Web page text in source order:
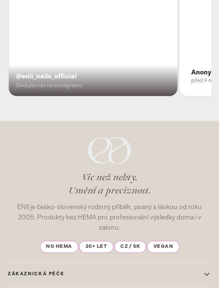
@enii_nails_official
Sledujte nás na Instagramu
Anonym
před 9
Víc než nehty.
Umění a preciznost.
ENII je česko-slovenský rodinný příběh, psaný s láskou od roku
2005. Produkty bez HEMA pro profesionální výsledky doma i v
salonu.
NO HEMA 20+ LET CZ / SK VEGAN
ZÁKAZNICKÁ PÉČE